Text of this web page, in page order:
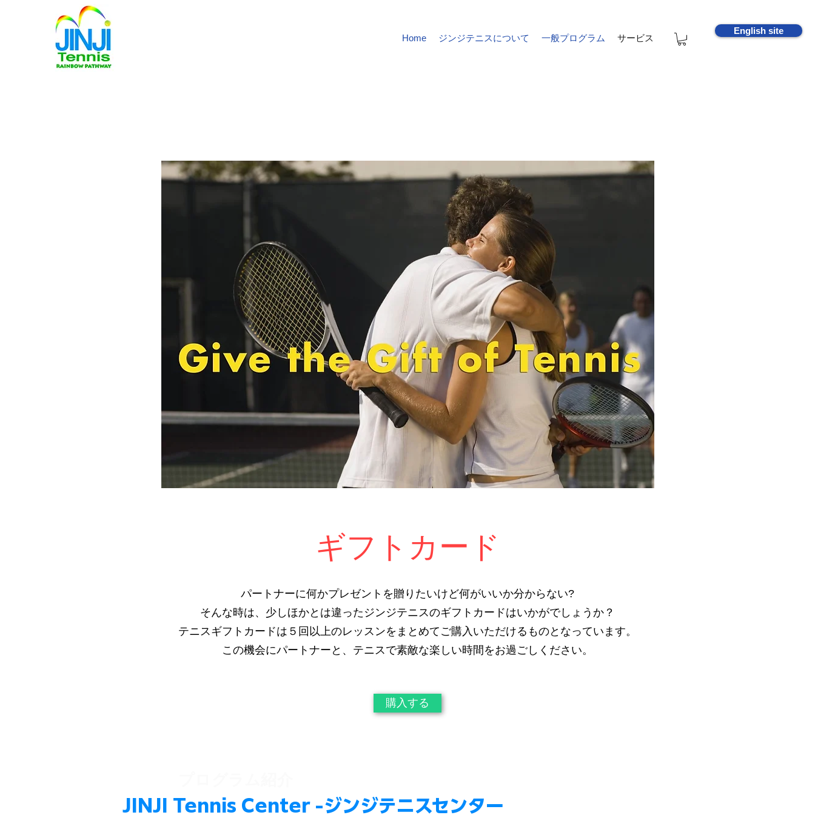
Home ジンジテニスについて 一般プログラム サービス
English site
​ギフトカード
パートナーに何かプレゼントを贈りたいけど何がいいか分からない?
そんな時は、少しほかとは違ったジンジテニスのギフトカードはいかがでしょうか？
テニスギフトカードは５回以上のレッスンをまとめてご購入いただけるものとなっています。
この機会にパートナーと、テニスで素敵な楽しい時間をお過ごしください。
購入する
JINJI Tennis Center -ジンジテニスセンター